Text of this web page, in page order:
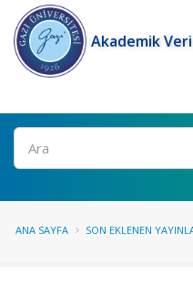
Akademik
Ara
ANA SAYFA SON EKLENEN